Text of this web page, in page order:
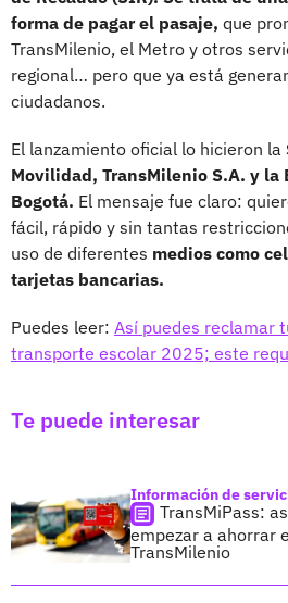
forma de pagar el pasaje, que
TransMilenio, el Metro y otros
regional… pero que ya está
ciudadanos.
El lanzamiento oficial lo hicieron la
Movilidad, TransMilenio S.A. y la
Bogotá. El mensaje fue claro:
fácil, rápido y sin tantas
uso de diferentes medios como
tarjetas bancarias.
Puedes leer: Así puedes reclamar
transporte escolar 2025; este
Te puede interesar
Información de
TransMiPass:
empezar a ahorrar
TransMilenio